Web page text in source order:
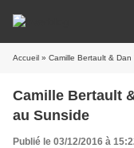
Accueil » Camille Bertault &
Camille Bertault
au Sunside
Publié le 03/12/2016 à